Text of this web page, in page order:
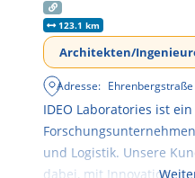
123.1 km
Architekten/
Adresse: Ehrenbergstraße
IDEO Laboratories ist
und Logistik. Unsere
dabei, mit Innovationen